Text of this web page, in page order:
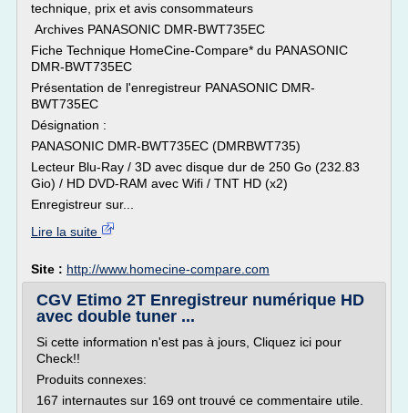
technique, prix et avis consommateurs
Archives PANASONIC DMR-BWT735EC
Fiche Technique HomeCine-Compare* du PANASONIC
DMR-BWT735EC
Présentation de l'enregistreur PANASONIC DMR-
BWT735EC
Désignation :
PANASONIC DMR-BWT735EC (DMRBWT735)
Lecteur Blu-Ray / 3D avec disque dur de 250 Go (232.83
Gio) / HD DVD-RAM avec Wifi / TNT HD (x2)
Enregistreur sur...
Lire la suite
Site : http://www.homecine-compare.com
CGV Etimo 2T Enregistreur numérique HD
avec double tuner ...
Si cette information n'est pas à jours, Cliquez ici pour
Check!!
Produits connexes:
167 internautes sur 169 ont trouvé ce commentaire utile.